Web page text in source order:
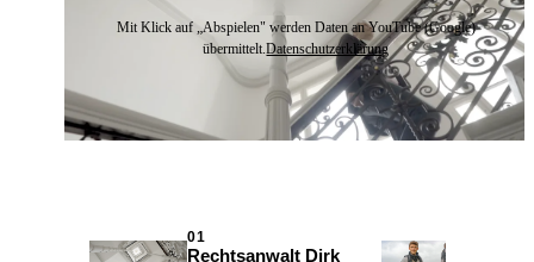
Mit Klick auf „Abspielen" werden Daten an YouTube (Google)
übermittelt.Datenschutzerklärung
01
Rechtsanwalt Dirk